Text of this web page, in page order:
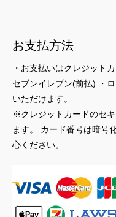
お支払方法
・お支払いはクレジット
セブンイレブン(前払) ・
いただけます。
※クレジットカードのセ
ます。 カード番号は暗号
心ください。